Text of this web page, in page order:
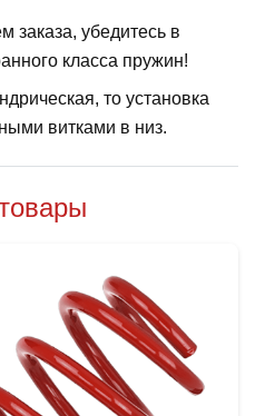
заказа, убедитесь в
класса пружин!
то установка
витками в низ.